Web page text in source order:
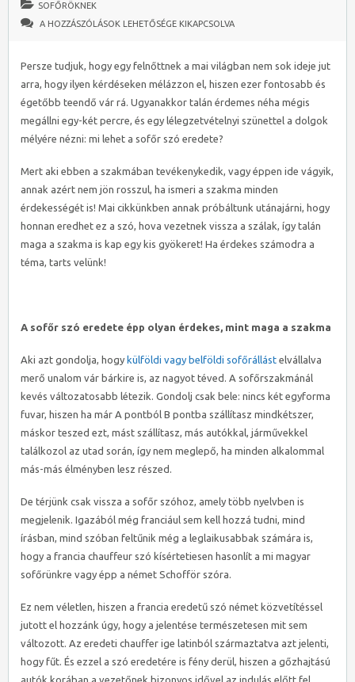
SOFŐRÖKNEK
TE
SOFŐR
BEJEGYZÉSHEZ
A HOZZÁSZÓLÁSOK LEHETŐSÉGE KIKAPCSOLVA
Persze tudjuk, hogy egy felnőttnek a mai világban nem sok ideje jut
arra, hogy ilyen kérdéseken mélázzon el, hiszen ezer fontosabb és
égetőbb teendő vár rá. Ugyanakkor talán érdemes néha mégis
megállni egy-két percre, és egy lélegzetvételnyi szünettel a dolgok
mélyére nézni: mi lehet a sofőr szó eredete?
Mert aki ebben a szakmában tevékenykedik, vagy éppen ide vágyik,
annak azért nem jön rosszul, ha ismeri a szakma minden
érdekességét is! Mai cikkünkben annak próbáltunk utánajárni, hogy
honnan eredhet ez a szó, hova vezetnek vissza a szálak, így talán
maga a szakma is kap egy kis gyökeret! Ha érdekes számodra a
téma, tarts velünk!
A sofőr szó eredete épp olyan érdekes, mint maga a szakma
Aki azt gondolja, hogy külföldi vagy belföldi sofőrállást elvállalva
merő unalom vár bárkire is, az nagyot téved. A sofőrszakmánál
kevés változatosabb létezik. Gondolj csak bele: nincs két egyforma
fuvar, hiszen ha már A pontból B pontba szállítasz mindkétszer,
máskor teszed ezt, mást szállítasz, más autókkal, járművekkel
találkozol az utad során, így nem meglepő, ha minden alkalommal
más-más élményben lesz részed.
De térjünk csak vissza a sofőr szóhoz, amely több nyelvben is
megjelenik. Igazából még franciául sem kell hozzá tudni, mind
írásban, mind szóban feltűnik még a leglaikusabbak számára is,
hogy a francia chauffeur szó kísértetiesen hasonlít a mi magyar
sofőrünkre vagy épp a német Schofför szóra.
Ez nem véletlen, hiszen a francia eredetű szó német közvetítéssel
jutott el hozzánk úgy, hogy a jelentése természetesen mit sem
változott. Az eredeti chauffer ige latinból származtatva azt jelenti,
hogy fűt. És ezzel a szó eredetére is fény derül, hiszen a gőzhajtású
autók korában a vezetőnek bizonyos idővel az indulás előtt fel